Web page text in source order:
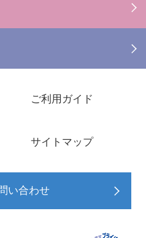
ご利用ガイド
サイトマップ
い合わせ